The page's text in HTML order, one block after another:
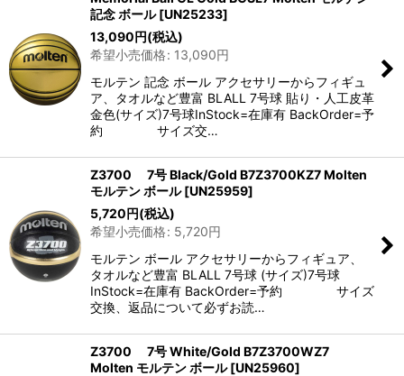
記念 ボール [UN25233]
13,090円(税込)
希望小売価格: 13,090円
モルテン 記念 ボール アクセサリーからフィギュ
ア、タオルなど豊富 BLALL 7号球 貼り・人工皮革
金色(サイズ)7号球InStock=在庫有 BackOrder=予
約 サイズ交…
Z3700 7号 Black/Gold B7Z3700KZ7 Molten
モルテン ボール [UN25959]
5,720円(税込)
希望小売価格: 5,720円
モルテン ボール アクセサリーからフィギュア、
タオルなど豊富 BLALL 7号球 (サイズ)7号球
InStock=在庫有 BackOrder=予約 サイズ
交換、返品について必ずお読…
Z3700 7号 White/Gold B7Z3700WZ7
Molten モルテン ボール [UN25960]